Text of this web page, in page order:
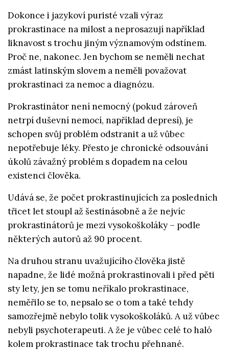
Dokonce i jazykoví puristé vzali výraz
prokrastinace na milost a neprosazují například
liknavost s trochu jiným významovým odstínem.
Proč ne, nakonec. Jen bychom se neměli nechat
zmást latinským slovem a neměli považovat
prokrastinaci za nemoc a diagnózu.
Prokrastinátor není nemocný (pokud zároveň
netrpí duševní nemocí, například depresí), je
schopen svůj problém odstranit a už vůbec
nepotřebuje léky. Přesto je chronické odsouvání
úkolů závažný problém s dopadem na celou
existenci člověka.
Udává se, že počet prokrastinujících za posledních
třicet let stoupl až šestinásobně a že nejvíc
prokrastinátorů je mezi vysokoškoláky – podle
některých autorů až 90 procent.
Na druhou stranu uvažujícího člověka jistě
napadne, že lidé možná prokrastinovali i před pěti
sty lety, jen se tomu neříkalo prokrastinace,
neměřilo se to, nepsalo se o tom a také tehdy
samozřejmě nebylo tolik vysokoškoláků. A už vůbec
nebyli psychoterapeuti. A že je vůbec celé to haló
kolem prokrastinace tak trochu přehnané.